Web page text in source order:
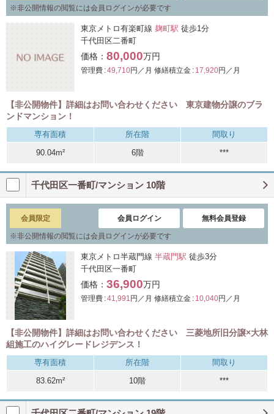
※非公開情報の閲覧には会員ログインが必要です
東京メトロ有楽町線 麹町駅 徒歩1分
千代田区二番町
価格： 80,000万円
管理費 :49,710円／月 修繕積立金 : 17,920円／月
【非公開物件】詳細はお問い合わせください 東京建物分譲のブラ
ンドマンション！
専有面積 所在階
間取り
90.04m²
6階 ***
千代田区一番町/マンション 10階
会員限定 会員ログイン 無料会員登録
※非公開情報の閲覧には会員ログインが必要です
東京メトロ半蔵門線 半蔵門駅 徒歩3分
千代田区一番町
価格： 36,900万円
管理費 :41,991 円／月 修繕積立金 : 10,040円／月
【非公開物件】詳細はお問い合わせください 三菱地所旧分譲×大林
組施工のハイグレードレジデンス！
専有面積 所在階
間取り
83.62m²
10階 ***